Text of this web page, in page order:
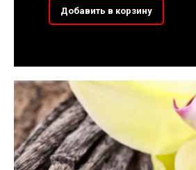
Добавить в корзину